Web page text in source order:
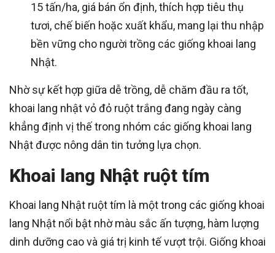
15 tấn/ha, giá bán ổn định, thích hợp tiêu thụ
tươi, chế biến hoặc xuất khẩu, mang lại thu nhập
bền vững cho người trồng các giống khoai lang
Nhật.
Nhờ sự kết hợp giữa dễ trồng, dễ chăm đầu ra tốt,
khoai lang nhật vỏ đỏ ruột trắng đang ngày càng
khẳng định vị thế trong nhóm các giống khoai lang
Nhật được nông dân tin tưởng lựa chọn.
Khoai lang Nhật ruột tím
Khoai lang Nhật ruột tím là một trong các giống khoai
lang Nhật nổi bật nhờ màu sắc ấn tượng, hàm lượng
dinh dưỡng cao và giá trị kinh tế vượt trội. Giống khoai